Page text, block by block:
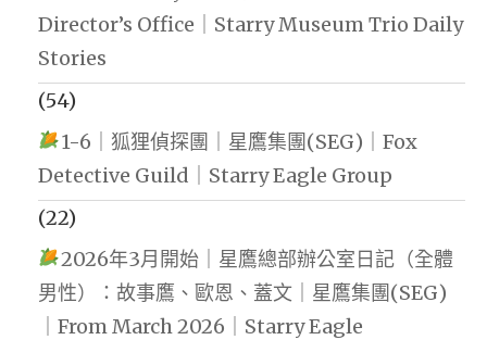
Director’s Office｜Starry Museum Trio Daily
Stories
(54)
1-6｜狐狸偵探團｜星鷹集團(SEG)｜Fox
Detective Guild｜Starry Eagle Group
(22)
2026年3月開始｜星鷹總部辦公室日記（全體
男性）：故事鷹、歐恩、蓋文｜星鷹集團(SEG)
｜From March 2026｜Starry Eagle